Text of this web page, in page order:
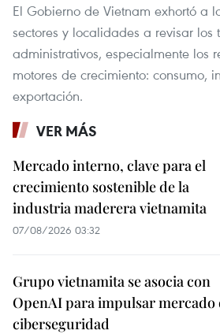
El Gobierno de Vietnam exhortó a
sectores y localidades a revisar los
administrativos, especialmente los
motores de crecimiento: consumo,
exportación.
VER MÁS
Mercado interno, clave para el
crecimiento sostenible de la
industria maderera vietnamita
07/08/2026 03:32
Grupo vietnamita se asocia con
OpenAI para impulsar mercado
ciberseguridad